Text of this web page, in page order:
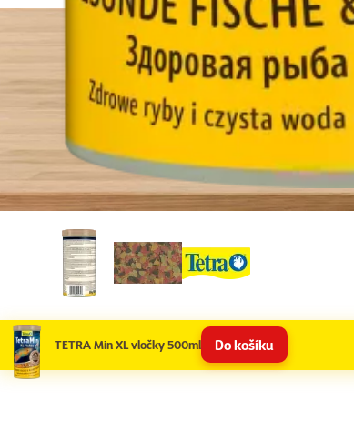
TETRA Min XL vločky 500ml Do košíku